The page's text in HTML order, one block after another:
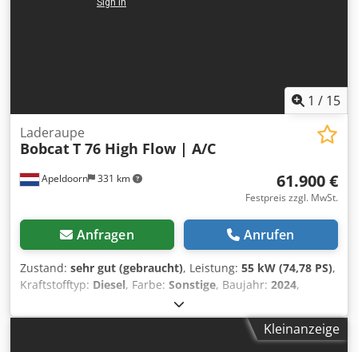
Geschwindigkeiten = Anmerkungen = Antriebsstrang Stufe
1 / 15
Apeldoorn 331 km
Laderaupe
BobcatT 76 High Flow | A/C
61.900 €
Festpreis zzgl. MwSt.
Anfragen Anrufen
Zustand: sehr gut (gebraucht), Leistung: 55 kW (74,78 PS),
Kraftstofftyp: Diesel, Farbe: Sonstige, Baujahr: 2024,
, Ausstattung:
Technische Informationen Zylinderzahl: 4 Motorhubraum:
2.400 cc Lenkung: Bock Motormarke: Bobcat Leergewicht:
Kleinanzeige